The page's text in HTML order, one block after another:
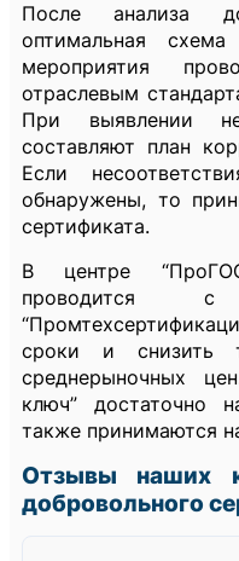
После анализа
оптимальная
мероприятия
отраслевым
При выявлении
составляют план
Если
обнаружены, то
сертификата.
В центре
проводится
сроки и снизить
среднерыночных
ключ” достаточно
также принимаются
Отзывы наших
добровольного